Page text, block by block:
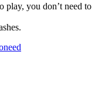
play, you don’t need to